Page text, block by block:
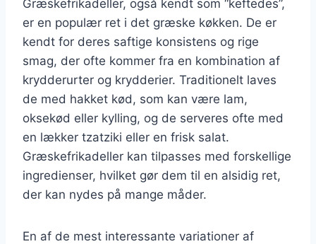
Græskefrikadeller, også kendt som “keftedes”,
er en populær ret i det græske køkken. De er
kendt for deres saftige konsistens og rige
smag, der ofte kommer fra en kombination af
krydderurter og krydderier. Traditionelt laves
de med hakket kød, som kan være lam,
oksekød eller kylling, og de serveres ofte med
en lækker tzatziki eller en frisk salat.
Græskefrikadeller kan tilpasses med forskellige
ingredienser, hvilket gør dem til en alsidig ret,
der kan nydes på mange måder.
En af de mest interessante variationer af